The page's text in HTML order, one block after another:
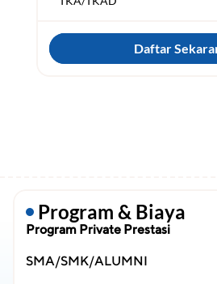
Daftar
Program & Biaya
Program Private Prestasi
SMA/SMK/ALUMNI